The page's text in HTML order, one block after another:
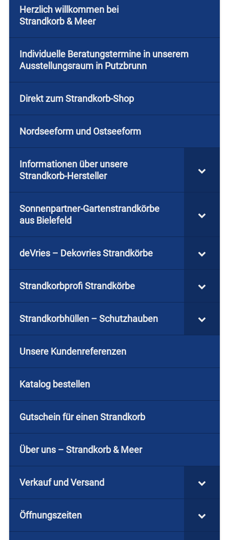
Herzlich willkommen bei
Strandkorb & Meer
Individuelle Beratungstermine in unserem
Ausstellungsraum in Putzbrunn
Direkt zum Strandkorb-Shop
Nordseeform und Ostseeform
Informationen über unsere
Strandkorb-Hersteller
Sonnenpartner-Gartenstrandkörbe
aus Bielefeld
deVries – Dekovries Strandkörbe
Strandkorbprofi Strandkörbe
Strandkorbhüllen – Schutzhauben
Unsere Kundenreferenzen
Katalog bestellen
Gutschein für einen Strandkorb
Über uns – Strandkorb & Meer
Verkauf und Versand
Öffnungszeiten